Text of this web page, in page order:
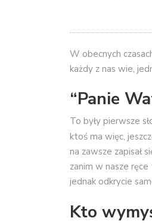
W obecnych
każdy z nas wie,
“Panie
To były pierwsze
ktoś ma więc,
na zawsze zapisał
zanim w nasze
jednak odkrycie
Kto